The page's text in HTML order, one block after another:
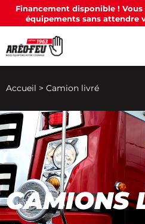
Financement disponible !
équipements sans attendre
Accueil > Camion livré
CAMIONS